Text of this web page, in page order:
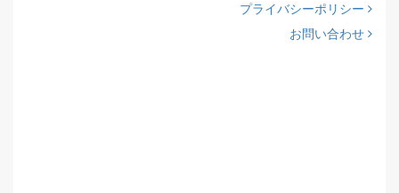
プライバシーポリシー
お問い合わせ